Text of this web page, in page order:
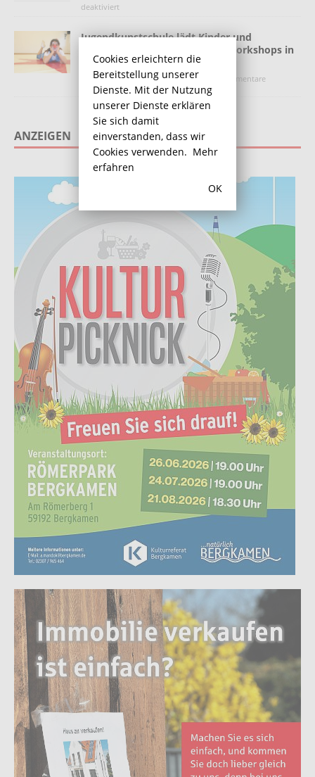
deaktiviert
Jugendkunstschule lädt Kinder und
Jugendliche zu Projekten und Workshops in
den Osterferien ein
28. März 2023 Redaktion
Kommentare
deaktiviert
ANZEIGEN
Cookies erleichtern die
Bereitstellung unserer
Dienste. Mit der Nutzung
unserer Dienste erklären
Sie sich damit
einverstanden, dass wir
Cookies verwenden. Mehr
erfahren
OK